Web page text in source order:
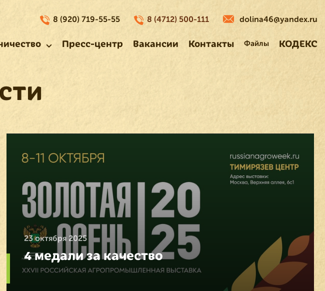
8 (920) 719-55-55 8 (4712) 500-111 dolina46@yandex.ru
Пресс-центр Вакансии Контакты Файлы КОДЕКС
23 октября 2025
4 медали за качество